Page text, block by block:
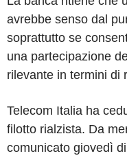
avrebbe senso dal
soprattutto se
una partecipazione
rilevante in termini di
Telecom Italia ha
filotto rialzista. Da
comunicato giovedì